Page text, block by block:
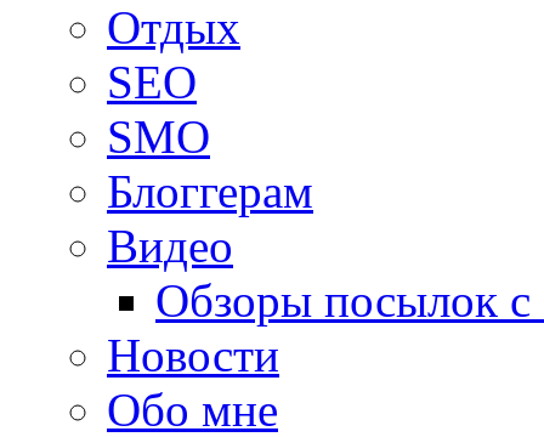
Oтдых
SEO
SMO
Блоггерам
Видео
Обзоры посылок с
Новости
Обо мне